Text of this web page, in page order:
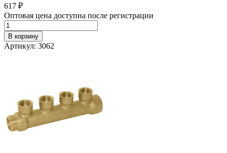
617 ₽
Оптовая цена доступна после регистрации
В корзину
Артикул: 3062